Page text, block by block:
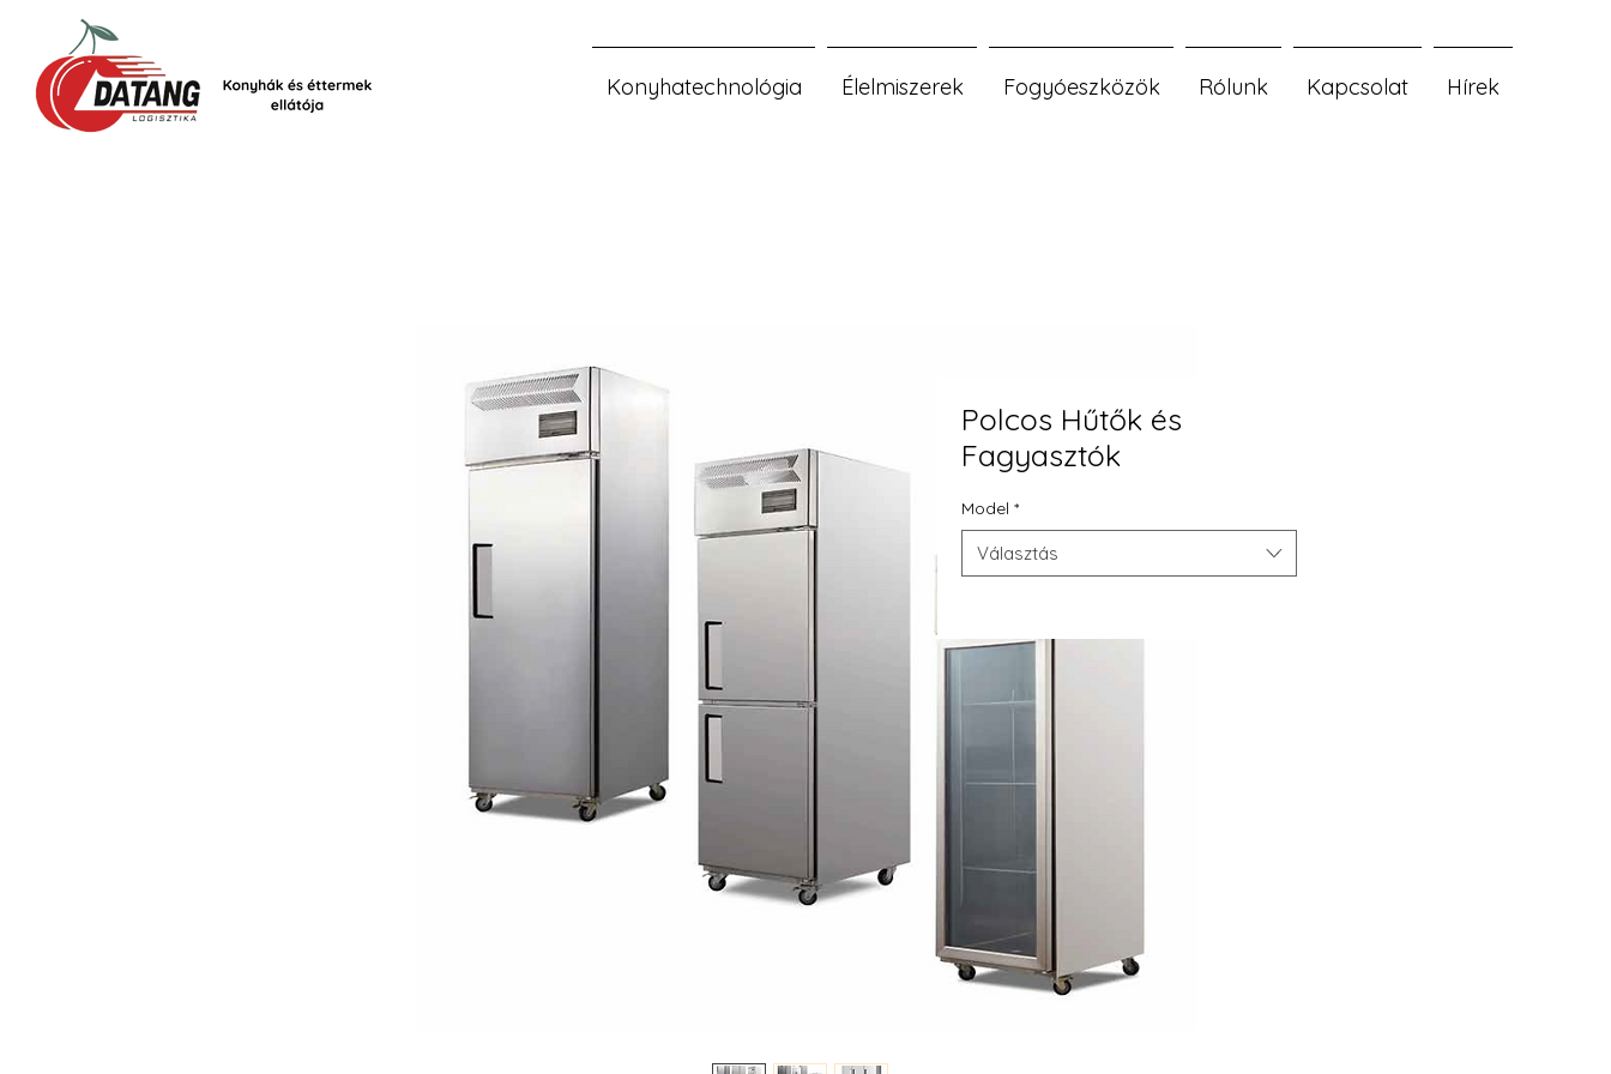
Konyhatechnológia Élelmiszerek Fogyóeszközök Rólunk Kapcsolat Hírek
Polcos Hűtők és
Fagyasztók
Model *
Választás